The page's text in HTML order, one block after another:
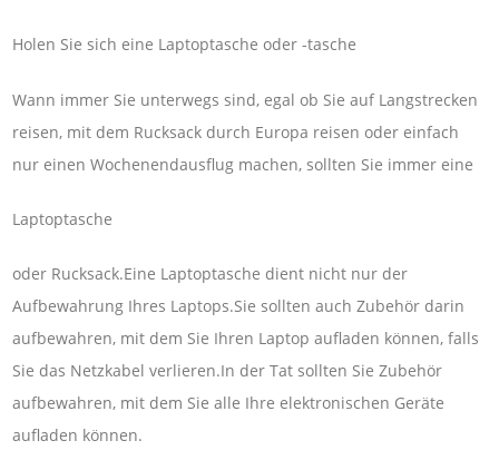
Holen Sie sich eine Laptoptasche oder -tasche
Wann immer Sie unterwegs sind, egal ob Sie auf Langstrecken
reisen, mit dem Rucksack durch Europa reisen oder einfach
nur einen Wochenendausflug machen, sollten Sie immer eine
Laptoptasche
oder Rucksack.Eine Laptoptasche dient nicht nur der
Aufbewahrung Ihres Laptops.Sie sollten auch Zubehör darin
aufbewahren, mit dem Sie Ihren Laptop aufladen können, falls
Sie das Netzkabel verlieren.In der Tat sollten Sie Zubehör
aufbewahren, mit dem Sie alle Ihre elektronischen Geräte
aufladen können.